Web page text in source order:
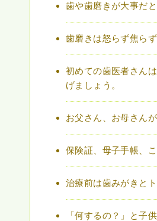
歯や歯磨きが大事だ
歯磨きは怒らず焦ら
初めての歯医者さん
げましょう。
お父さん、お母さん
保険証、母子手帳、
治療前は歯みがきと
「何するの？」と子